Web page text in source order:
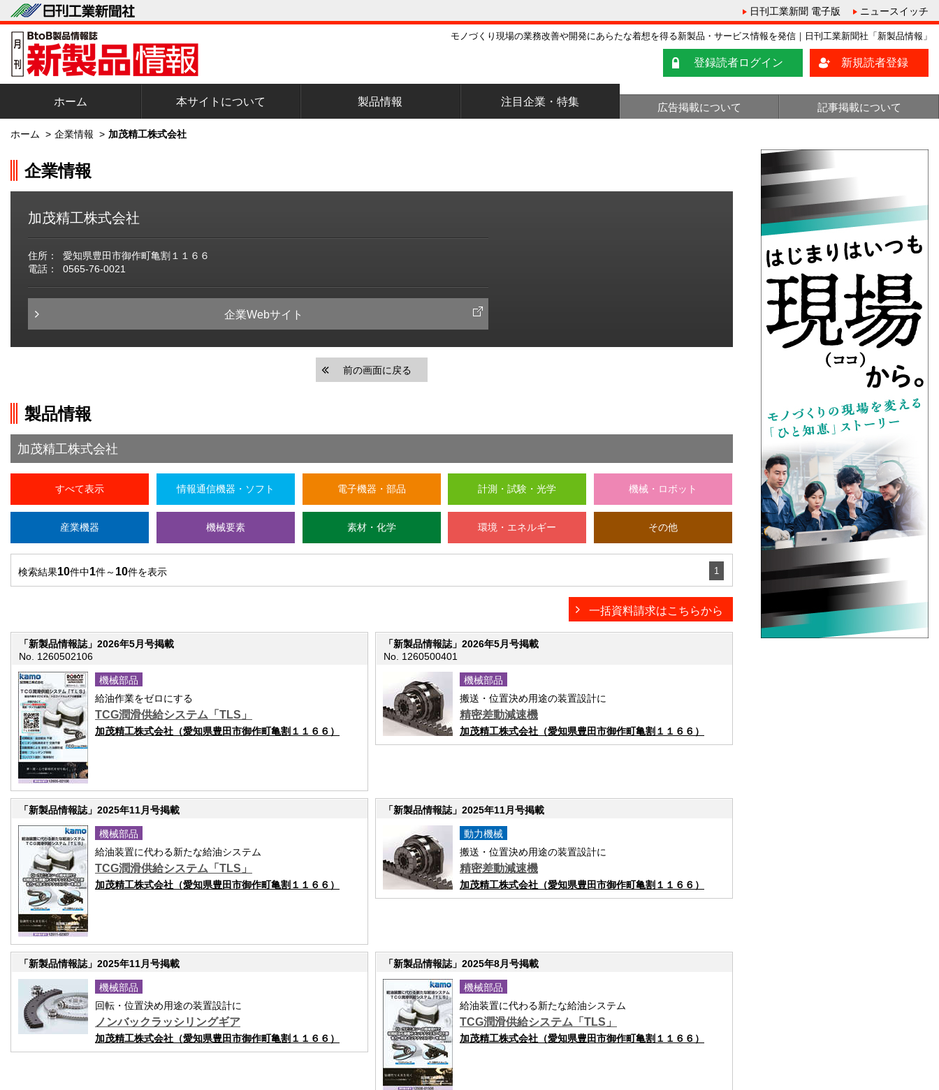
日刊工業新聞 電子版 ニュースイッチ
モノづくり現場の業務改善や開発にあらたな着想を得る新製品・サービス情報を発信｜日刊工業新聞社「新製品情報」
登録読者ログイン 新規読者登録
ホーム 本サイトについて 製品情報 注目企業・特集 広告掲載について 記事掲載について
ホーム > 企業情報 > 加茂精工株式会社
企業情報
加茂精工株式会社
住所：
愛知県豊田市御作町亀割１１６６
電話：
0565-76-0021
企業Webサイト
前の画面に戻る
製品情報
加茂精工株式会社
すべて表示 情報通信機器・ソフト 電子機器・部品 計測・試験・光学 機械・ロボット
産業機器 機械要素 素材・化学 環境・エネルギー その他
検索結果10件中1件～ 10件を表示 1
一括資料請求はこちらから
「新製品情報誌」2026年5月号掲載
No. 1260502106
機械部品
給油作業をゼロにする
TCG潤滑供給システム「TLS」
加茂精工株式会社（愛知県豊田市御作町亀割１１６６）
「新製品情報誌」2026年5月号掲載
No. 1260500401
機械部品
搬送・位置決め用途の装置設計に
精密差動減速機
加茂精工株式会社（愛知県豊田市御作町亀割１１６６）
「新製品情報誌」2025年11月号掲載
機械部品
給油装置に代わる新たな給油システム
TCG潤滑供給システム「TLS」
加茂精工株式会社（愛知県豊田市御作町亀割１１６６）
「新製品情報誌」2025年11月号掲載
動力機械
搬送・位置決め用途の装置設計に
精密差動減速機
加茂精工株式会社（愛知県豊田市御作町亀割１１６６）
「新製品情報誌」2025年11月号掲載
機械部品
回転・位置決め用途の装置設計に
ノンバックラッシリングギア
加茂精工株式会社（愛知県豊田市御作町亀割１１６６）
「新製品情報誌」2025年8月号掲載
機械部品
給油装置に代わる新たな給油システム
TCG潤滑供給システム「TLS」
加茂精工株式会社（愛知県豊田市御作町亀割１１６６）